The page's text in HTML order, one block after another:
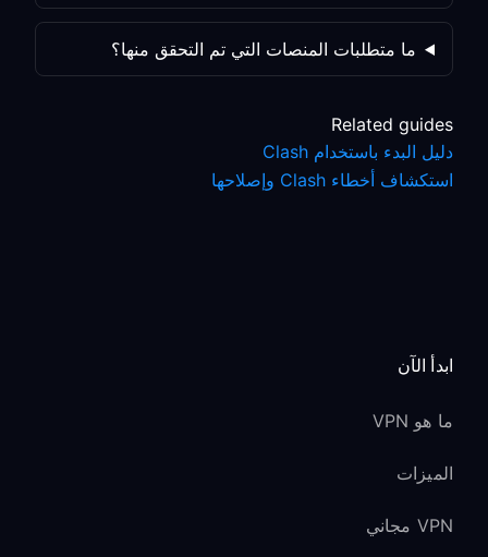
ما متطلبات المنصات التي تم التحقق منها؟
Related guides
دليل البدء باستخدام Clash
استكشاف أخطاء Clash وإصلاحها
ابدأ الآن
ما هو VPN
الميزات
VPN مجاني